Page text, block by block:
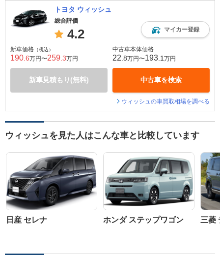
トヨタ ウィッシュ
総合評価
4.2 マイカー登録
新車価格 （税込）
190 .6万円〜259 .3万円
新車見積もり(無料)
中古車本体価格
22 .8万円〜193 .1 万円
中古車を検索
ウィッシュの車買取相場を調べる
ウィッシュを見た人はこんな車と比較しています
日産 セレナ ホンダ ステップワゴン 三菱